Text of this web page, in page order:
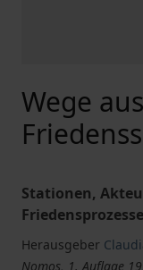
Wege
Stationen,
Herausgeber
Nomos, 1. Auflage